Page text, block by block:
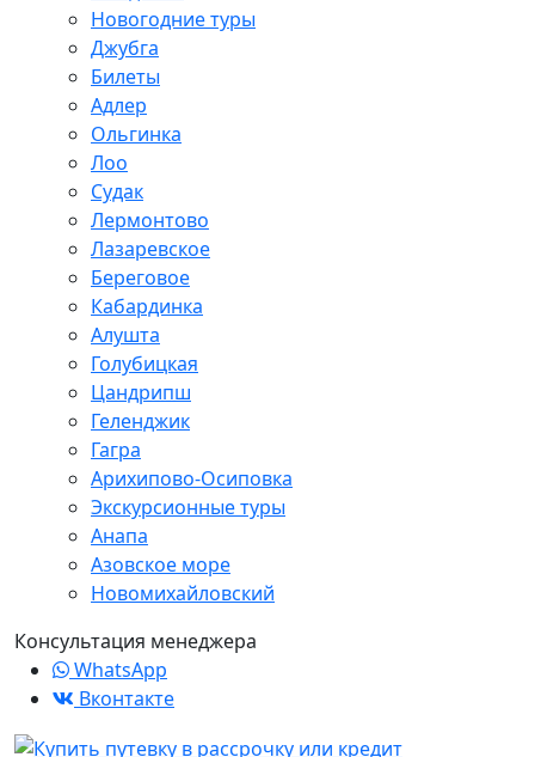
Новогодние туры
Джубга
Билеты
Адлер
Ольгинка
Лоо
Судак
Лермонтово
Лазаревское
Береговое
Кабардинка
Алушта
Голубицкая
Цандрипш
Геленджик
Гагра
Арихипово-Осиповка
Экскурсионные туры
Анапа
Азовское море
Новомихайловский
Консультация менеджера
WhatsApp
Вконтакте